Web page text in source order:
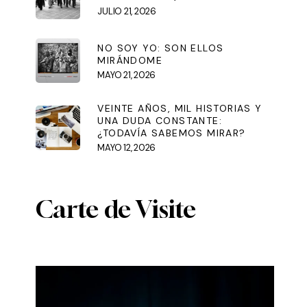
JULIO 21, 2026
NO SOY YO: SON ELLOS
MIRÁNDOME
MAYO 21, 2026
VEINTE AÑOS, MIL HISTORIAS Y
UNA DUDA CONSTANTE:
¿TODAVÍA SABEMOS MIRAR?
MAYO 12, 2026
Carte de Visite